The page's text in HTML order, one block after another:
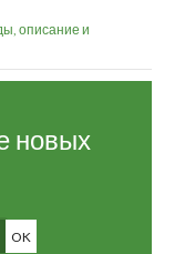
описание и
новых